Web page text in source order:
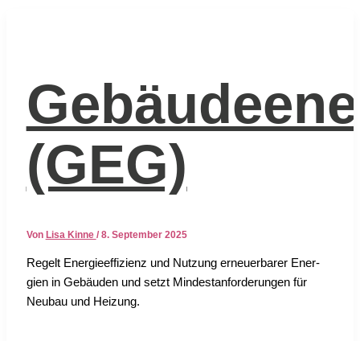
(GEG)
Von Lisa Kinne / 8. September 2025
Regelt Ener­gie­ef­fi­zi­enz und Nut­zung erneu­er­ba­rer Ener­
gien in Gebäu­den und setzt Min­dest­an­for­de­run­gen für
Neu­bau und Hei­zung.